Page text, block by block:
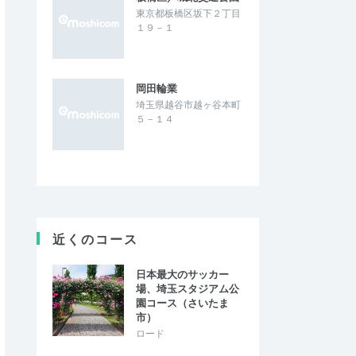
東京都板橋区坂下２丁目
１９－１
岡田輪業
埼玉県越谷市越ヶ谷本町
５－１４
近くのコース
日本最大のサッカー
場、埼玉スタジアム公
園コース（さいたま
市）
ロード